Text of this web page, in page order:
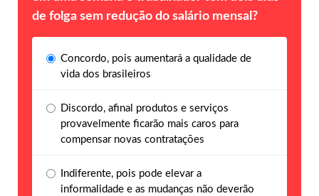
de folga sem redução do salário mensal?
Concordo, pois aumentará a qualidade de
vida dos brasileiros
Discordo, afinal produtos e serviços
provavelmente ficarão mais caros para
compensar novas contratações
Indiferente, pois pode elevar a
informalidade e as mudanças não deverão